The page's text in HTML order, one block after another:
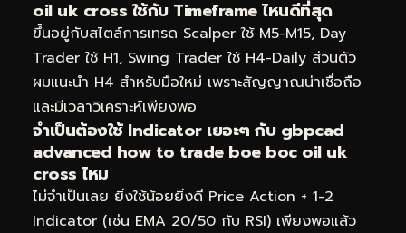
oil uk cross ใช้กับ Timeframe ไหนดีที่สุด
ขึ้นอยู่กับสไตล์การเทรด Scalper ใช้ M5-M15, Day
Trader ใช้ H1, Swing Trader ใช้ H4-Daily ส่วนตัว
ผมแนะนำ H4 สำหรับมือใหม่ เพราะสัญญาณน่าเชื่อถือ
และมีเวลาวิเคราะห์เพียงพอ
จำเป็นต้องใช้ Indicator เยอะๆ กับ gbpcad
advanced how to trade boe boc oil uk
cross ไหม
ไม่จำเป็นเลย ยิ่งใช้น้อยยิ่งดี Price Action + 1-2
Indicator (เช่น EMA 20/50 กับ RSI) เพียงพอแล้ว